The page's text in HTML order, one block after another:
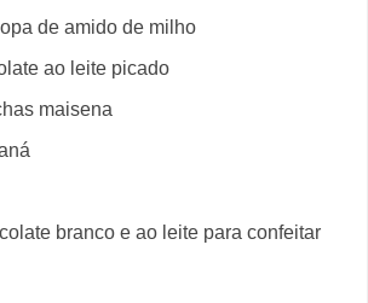
de amido de milho
ao leite picado
maisena
branco e ao leite para confeitar